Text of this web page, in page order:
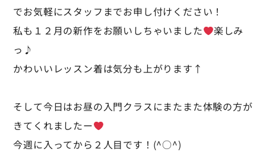
でお気軽にスタッフまでお申し付けください！
私も１２月の新作をお願いしちゃいました
楽しみ
っ♪
かわいいレッスン着は気分も上がります↑
そして今日はお昼の入門クラスにまたまた体験の方が
きてくれましたー
今週に入ってから２人目です！(^○^)